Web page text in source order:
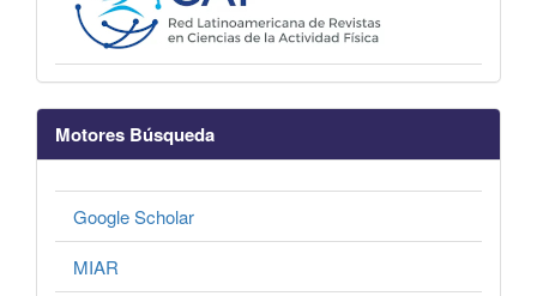
Motores Búsqueda
Google Scholar
MIAR